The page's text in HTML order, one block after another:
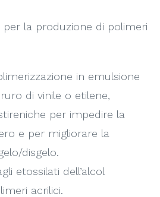
la produzione di polimeri
in emulsione
di vinile o etilene,
per impedire la
e per migliorare la
disgelo.
etossilati dell’alcol
acrilici.